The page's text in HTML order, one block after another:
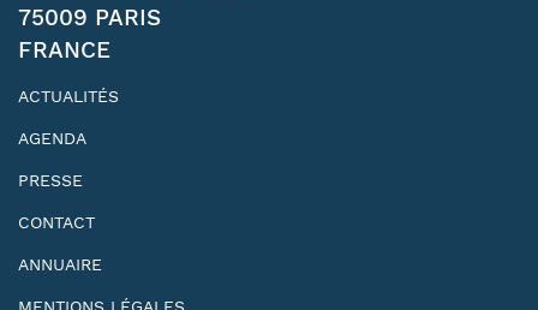
75009 PARIS
FRANCE
ACTUALITÉS
AGENDA
PRESSE
CONTACT
ANNUAIRE